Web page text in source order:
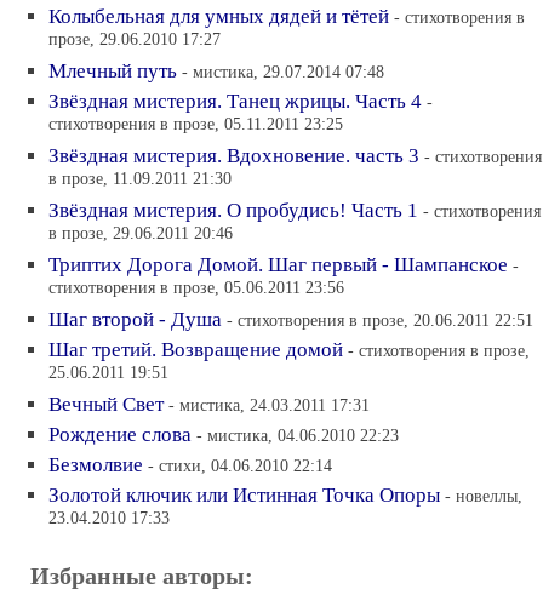
Колыбельная для умных дядей и тётей - стихотворения в
прозе, 29.06.2010 17:27
Млечный путь - мистика, 29.07.2014 07:48
Звёздная мистерия. Танец жрицы. Часть 4 -
стихотворения в прозе, 05.11.2011 23:25
Звёздная мистерия. Вдохновение. часть 3 - стихотворения
в прозе, 11.09.2011 21:30
Звёздная мистерия. О пробудись! Часть 1 - стихотворения
в прозе, 29.06.2011 20:46
Триптих Дорога Домой. Шаг первый - Шампанское -
стихотворения в прозе, 05.06.2011 23:56
Шаг второй - Душа - стихотворения в прозе, 20.06.2011 22:51
Шаг третий. Возвращение домой - стихотворения в прозе,
25.06.2011 19:51
Вечный Свет - мистика, 24.03.2011 17:31
Рождение слова - мистика, 04.06.2010 22:23
Безмолвие - стихи, 04.06.2010 22:14
Золотой ключик или Истинная Точка Опоры - новеллы,
23.04.2010 17:33
Избранные авторы: